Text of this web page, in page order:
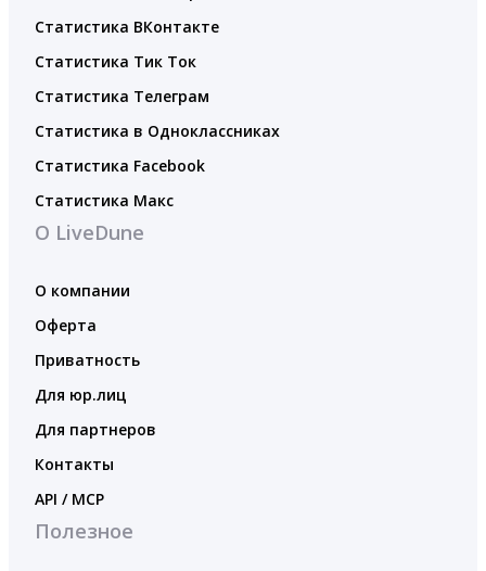
Статистика ВКонтакте
Статистика Тик Ток
Статистика Телеграм
Статистика в Одноклассниках
Статистика Facebook
Статистика Макс
О LiveDune
О компании
Оферта
Приватность
Для юр.лиц
Для партнеров
Контакты
API / MCP
Полезное